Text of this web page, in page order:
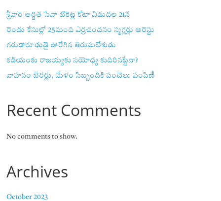
శ్రీవారి ఆర్జిత సేవా టికెట్ల కోటా విడుదల 21న
రెండు కేసుల్లో 25మంది ఎర్రచందనం స్మగ్లర్లు అరెస్టు
గరుడారూఢుడై ఊరేగిన తిరుమలేశుడు
కడియంకు రాజయ్యకు సయోధ్య కుదిరినట్టేనా?
వాహ‌నం బేర‌ర్లు, మేళం సిబ్బందికి పంచెలు పంపిణీ
Recent Comments
No comments to show.
Archives
October 2023